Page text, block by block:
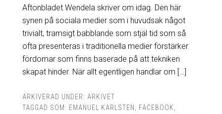
Aftonbladet Wendela skriver om idag. Den här
synen på sociala medier som i huvudsak något
trivialt, tramsigt babblande som stjäl tid som så
ofta presenteras i traditionella medier förstärker
fördomar som finns baserade på att tekniken
skapat hinder. När allt egentligen handlar om […]
ARKIVERAD UNDER: ARKIVET
TAGGAD SOM: EMANUEL KARLSTEN FACEBOOK